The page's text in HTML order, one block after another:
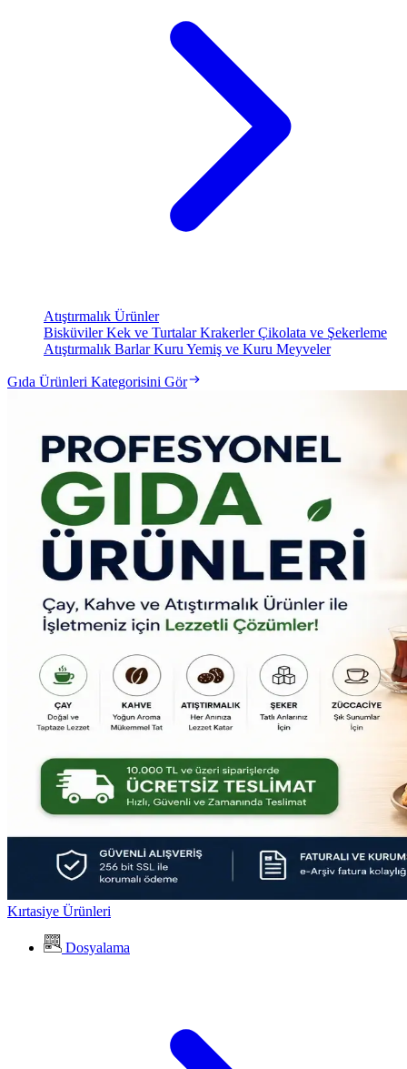
Atıştırmalık Ürünler
BisküvilerKek ve TurtalarKrakerlerÇikolata ve Şekerleme
Atıştırmalık BarlarKuru Yemiş ve Kuru Meyveler
Gıda Ürünleri Kategorisini Gör
Kırtasiye Ürünleri
Dosyalama